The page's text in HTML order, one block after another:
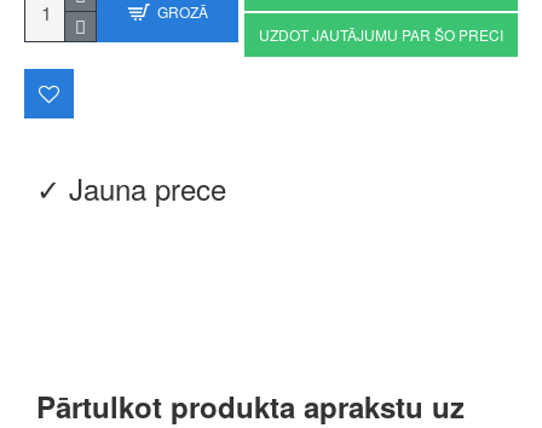
✓ Jauna prece
Pārtulkot produkta aprakstu uz
GROZĀ
UZDOT JAUTĀJUMU PAR ŠO PRECI